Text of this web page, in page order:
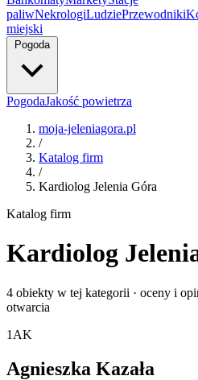
paliwNekrologiLudziePrzewodniki
miejski
Pogoda
PogodaJakość powietrza
moja-jeleniagora.pl
/
Katalog firm
/
Kardiolog Jelenia Góra
Katalog firm
Kardiolog
4 obiekty w tej kategorii · oceny i
otwarcia
1 AK
Agnieszka Kazała